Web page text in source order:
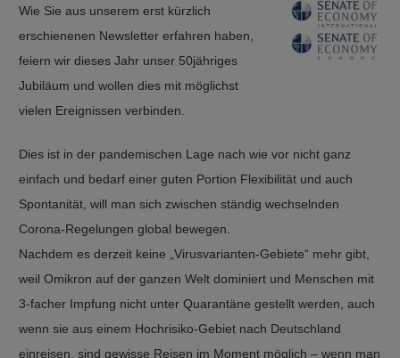
Wie Sie aus unserem erst kürzlich
erschienenen Newsletter erfahren haben,
feiern wir dieses Jahr unser 50jähriges
Jubiläum und wollen dies mit möglichst
vielen Ereignissen verbinden.
Dies ist in der pandemischen Lage nach wie vor nicht ganz
einfach und bedarf einer guten Portion Flexibilität und auch
Spontanität, will man sich zwischen ständig wechselnden
Corona-Regelungen global bewegen.
Nachdem es derzeit keine „Virusvarianten-Gebiete“ mehr gibt,
weil Omikron auf der ganzen Welt dominiert und Menschen mit
3-facher Impfung nicht unter Quarantäne gestellt werden, auch
wenn sie aus einem Hochrisiko-Gebiet nach Deutschland
einreisen, sind gewisse Reisen im Moment möglich – wenn man